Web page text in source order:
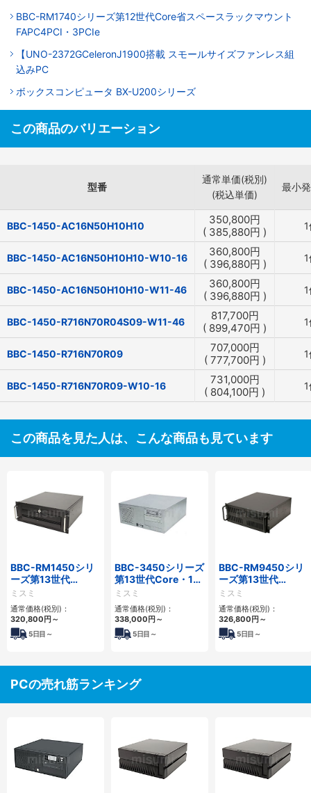
BBC-RM1740シリーズ第12世代Core省スペースラックマウント
FAPC4PCI・3PCIe
【UNO-2372GCeleronJ1900搭載 スモールサイズファンレス組
込みPC
ボックスコンピュータ BX-U200シリーズ
この商品のバリエーション
型番
通常単価(税別)
(税込単価)
最小
BBC-1450-AC16N50H10H10 350,800円
( 385,880円 )
BBC-1450-AC16N50H10H10-W10-16 360,800円
( 396,880円 )
BBC-1450-AC16N50H10H10-W11-46 360,800円
( 396,880円 )
BBC-1450-R716N70R04S09-W11-46 817,700円
( 899,470円 )
BBC-1450-R716N70R09 707,000円
( 777,700円 )
BBC-1450-R716N70R09-W10-16 731,000円
( 804,100円 )
この商品を見た人は、こんな商品も見ています
BBC-RM1450シリ
ーズ第13世代
Core・12世代
Celeron対応ラック
マウント4PCIe
ミスミ
通常価格(税別)：
320,800円～
5日目～
BBC-3450シリーズ
第13世代Core・12
世代Celeron対応フ
ロアマウント4PCIe
ミスミ
通常価格(税別)：
338,000円～
5日目～
BBC-RM9450シリ
ーズ第13世代
Core・12世代
Celeron対応ラック
マウント4PCIe
ミスミ
通常価格(税別)：
326,800円～
5日目～
PCの売れ筋ランキング